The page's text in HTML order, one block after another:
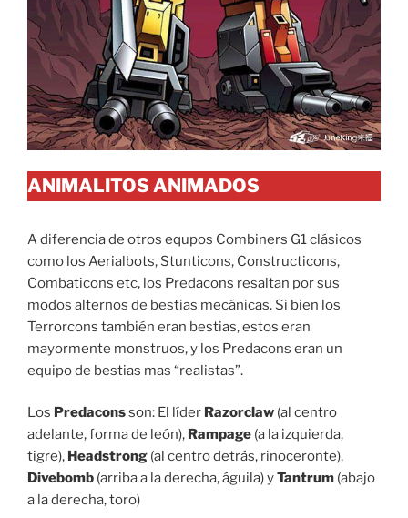
ANIMALITOS ANIMADOS
A diferencia de otros equpos Combiners G1 clásicos
como los Aerialbots, Stunticons, Constructicons,
Combaticons etc, los Predacons resaltan por sus
modos alternos de bestias mecánicas. Si bien los
Terrorcons también eran bestias, estos eran
mayormente monstruos, y los Predacons eran un
equipo de bestias mas “realistas”.
Los Predaconsson: El líder Razorclaw (al centro
adelante, forma de león), Rampage (a la izquierda,
tigre), Headstrong (al centro detrás, rinoceronte),
Divebomb (arriba a la derecha, águila) yTantrum (abajo
a la derecha, toro)